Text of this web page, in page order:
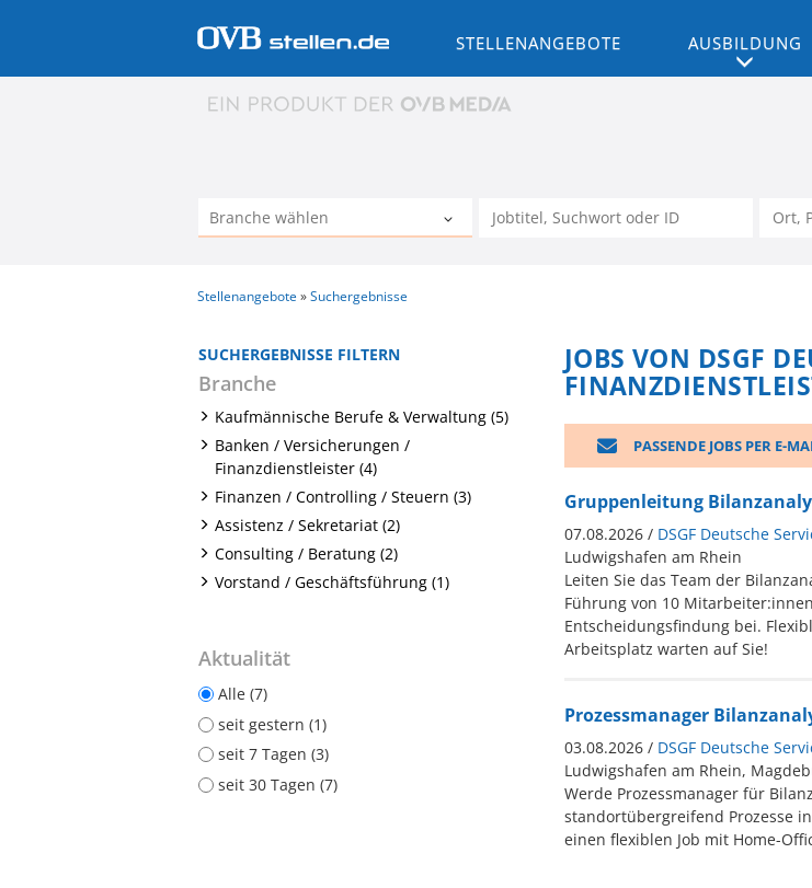
STELLENANGEBOTE AUSBILDUNG
Stellenangebote Suchergebnisse
SUCHERGEBNISSE FILTERN
Branche
Kaufmännische Berufe & Verwaltung (5)
Banken / Versicherungen /
Finanzdienstleister (4)
Finanzen / Controlling / Steuern (3)
Assistenz / Sekretariat (2)
Consulting / Beratung (2)
Vorstand / Geschäftsführung (1)
Aktualität
Alle (7)
seit gestern (1)
seit 7 Tagen (3)
seit 30 Tagen (7)
JOBS VON DSGF
PASSENDE JOBS PER E-
Gruppenleitung
07.08.2026 / DSGF Deutsche
Ludwigshafen am Rhein
Leiten Sie das Team der
Führung von 10
Entscheidungsfindung bei.
Arbeitsplatz warten auf Sie!
Prozessmanager
03.08.2026 / DSGF Deutsche
Ludwigshafen am Rhein,
Werde Prozessmanager für
standortübergreifend Prozesse
einen flexiblen Job mit Home-